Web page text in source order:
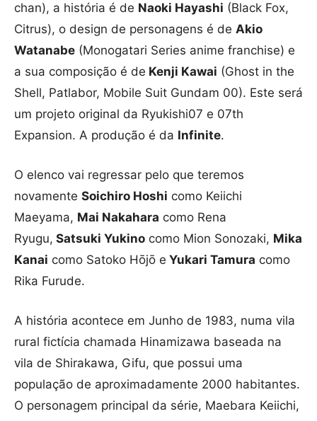
chan), a história é de Naoki Hayashi (Black Fox,
Citrus), o design de personagens é de Akio
Watanabe (Monogatari Series anime franchise) e
a sua composição é de Kenji Kawai (Ghost in the
Shell, Patlabor, Mobile Suit Gundam 00). Este será
um projeto original da Ryukishi07 e 07th
Expansion. A produção é da Infinite.
O elenco vai regressar pelo que teremos
novamente Soichiro Hoshi como Keiichi
Maeyama, Mai Nakahara como Rena
Ryugu, Satsuki Yukino como Mion Sonozaki, Mika
Kanai como Satoko Hōjō e Yukari Tamura como
Rika Furude.
A história acontece em Junho de 1983, numa vila
rural fictícia chamada Hinamizawa baseada na
vila de Shirakawa, Gifu, que possui uma
população de aproximadamente 2000 habitantes.
O personagem principal da série, Maebara Keiichi,